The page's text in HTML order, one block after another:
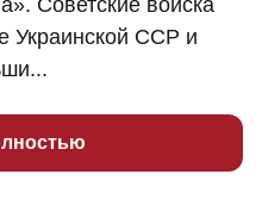
Советские войска
Украинской ССР и